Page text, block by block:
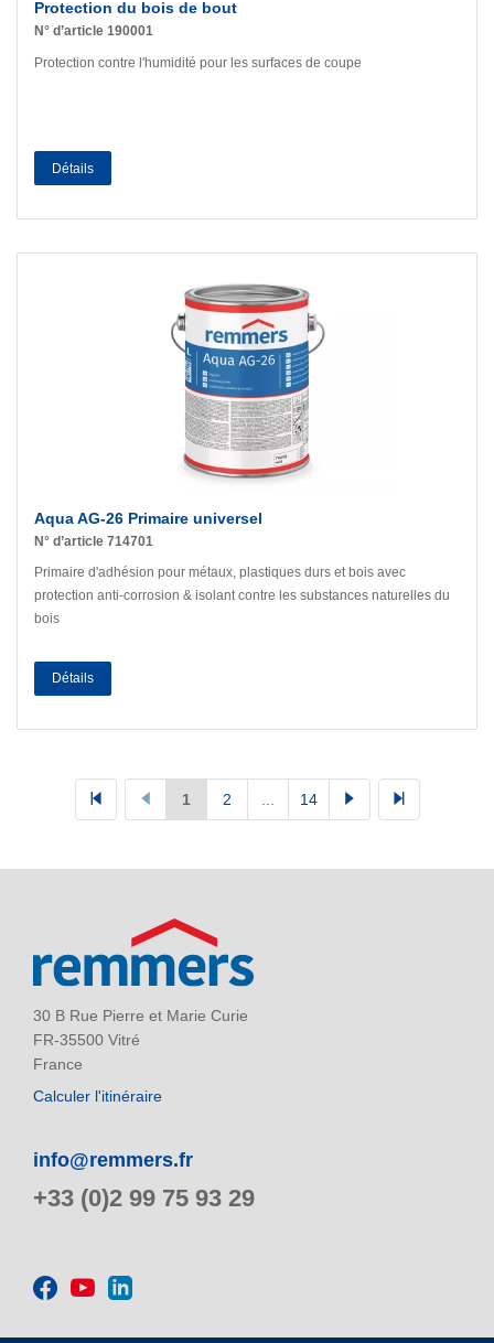
Protection du bois de bout
N° d’article 190001
Protection contre l'humidité pour les surfaces de coupe
Détails
Aqua AG-26 Primaire universel
N° d’article 714701
Primaire d'adhésion pour métaux, plastiques durs et bois avec
protection anti-corrosion & isolant contre les substances naturelles du
bois
Détails
1 2 14
30 B Rue Pierre et Marie Curie
FR-35500 Vitré
France
Calculer l'itinéraire
info@remmers.fr
+33 (0)2 99 75 93 29